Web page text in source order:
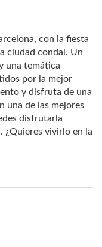
con la fiesta
ciudad condal. Un
una temática
por la mejor
y disfruta de una
una de las mejores
disfrutarla
¿Quieres vivirlo en la